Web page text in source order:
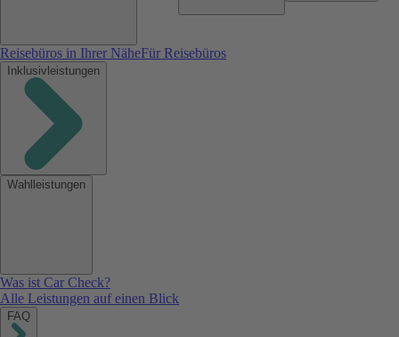
Reisebüros in Ihrer NäheFür Reisebüros
Inklusivleistungen
Wahlleistungen
Was ist Car Check?
Alle Leistungen auf einen Blick
FAQ